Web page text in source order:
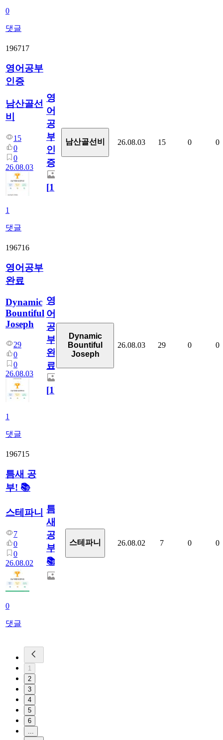
0
댓글
196717
영어공부
인증
남산골선
비
15
0
0
26.08.03
1
댓글
영
어
공
부
인
증
[1]
남산골선비 26.08.03 15 0 0
196716
영어공부
완료
Dynamic
Bountiful
Joseph
29
0
0
26.08.03
1
댓글
영
어
공
부
완
료
[1]
Dynamic
Bountiful
Joseph
26.08.03 29 0 0
196715
틈새 공
부! 📚
스테파니
7
0
0
26.08.02
0
댓글
틈
새
공
부!
📚
스테파니 26.08.02 7 0 0
1
2
3
4
5
6